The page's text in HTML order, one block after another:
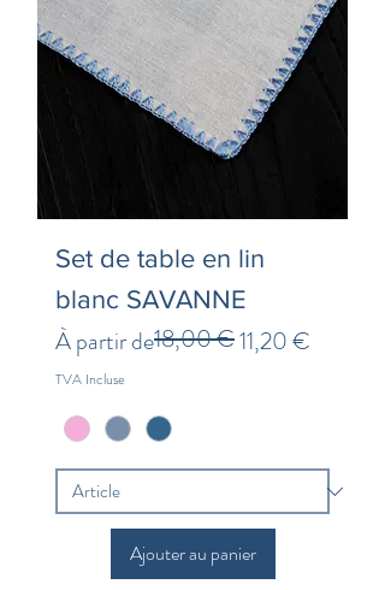
Set de table en lin
blanc SAVANNE
À partir de
Prix original18,00 €11,20 €
Prix promotionnel
TVA Incluse
Ajouter au panier